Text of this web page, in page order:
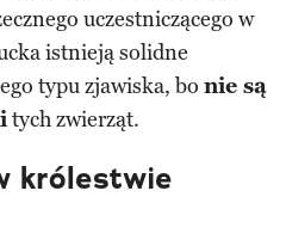
uczestniczącego w
istnieją solidne
typu zjawiska, bo nie są
tych zwierząt.
królestwie